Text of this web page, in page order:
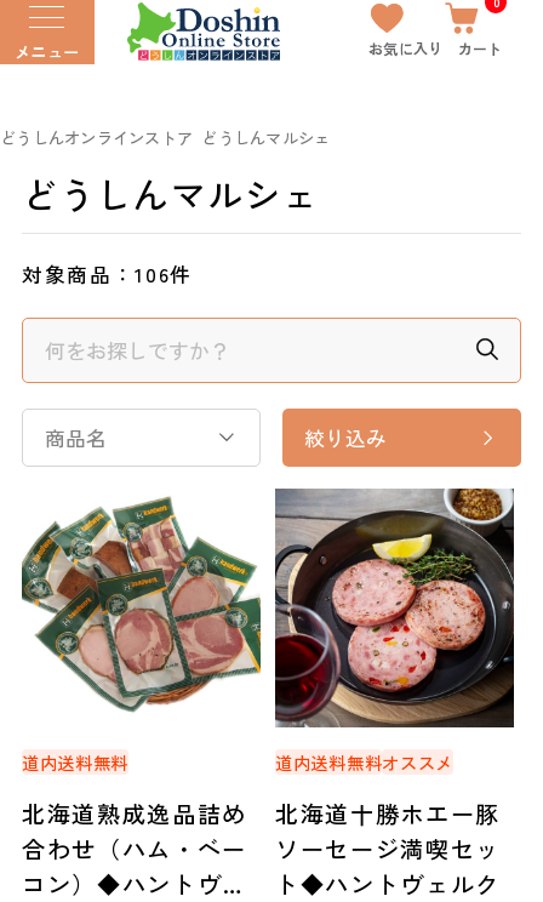
メニュー お気に入り カート
どうしんオンラインストア どうしんマルシェ
どうしんマルシェ
対象商品：106件
商品名 絞り込み
道内送料無料
北海道熟成逸品詰め
合わせ（ハム・ベー
コン）◆ハントヴェ
道内送料無料オススメ
北海道十勝ホエー豚
ソーセージ満喫セッ
ト◆ハントヴェルク